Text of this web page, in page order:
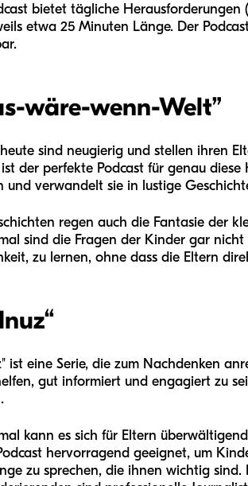
bietet tägliche Herausforderungen (
etwa 25 Minuten Länge. Der
wäre-wenn-Welt”
sind neugierig und stellen ihren
der perfekte Podcast für genau
und verwandelt sie in lustige
regen auch die Fantasie der
sind die Fragen der Kinder gar
zu lernen, ohne dass die Eltern
“
ist eine Serie, die zum Nachdenken
gut informiert und engagiert zu
kann es sich für Eltern
hervorragend geeignet, um
zu sprechen, die ihnen wichtig